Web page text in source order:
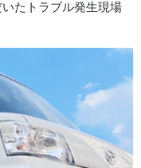
れ修理でお伺いしま
たトラブル発生現場